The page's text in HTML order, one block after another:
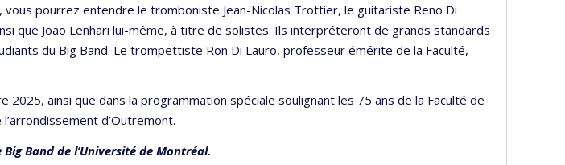
pourrez entendre le tromboniste Jean-Nicolas Trottier, le guitariste Reno Di
que João Lenhari lui-même, à titre de solistes. Ils interpréteront de grands standards
du Big Band. Le trompettiste Ron Di Lauro, professeur émérite de la Faculté,
ainsi que dans la programmation spéciale soulignant les 75 ans de la Faculté de
d’Outremont.
Band de l’Université de Montréal.